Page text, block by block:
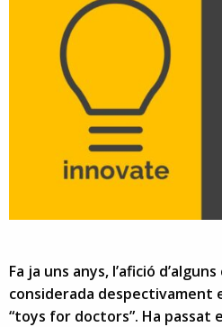
Fa ja uns anys, l’afició
considerada despectivament
“toys for doctors”. Ha passat